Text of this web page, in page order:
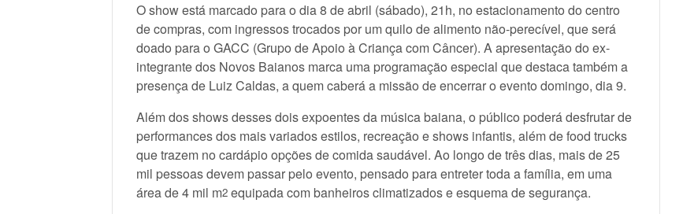
O show está marcado para o dia 8 de abril (sábado), 21h, no estacionamento do centro
de compras, com ingressos trocados por um quilo de alimento não-perecível, que será
doado para o GACC (Grupo de Apoio à Criança com Câncer). A apresentação do ex-
integrante dos Novos Baianos marca uma programação especial que destaca também a
presença de Luiz Caldas, a quem caberá a missão de encerrar o evento domingo, dia 9.
Além dos shows desses dois expoentes da música baiana, o público poderá desfrutar de
performances dos mais variados estilos, recreação e shows infantis, além de food trucks
que trazem no cardápio opções de comida saudável. Ao longo de três dias, mais de 25
mil pessoas devem passar pelo evento, pensado para entreter toda a família, em uma
área de 4 mil m2 equipada com banheiros climatizados e esquema de segurança.